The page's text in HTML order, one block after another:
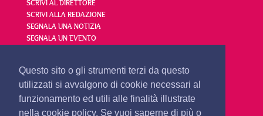
Questo sito o gli strumenti terzi da questo
utilizzati si avvalgono di cookie necessari al
funzionamento ed utili alle finalità illustrate
nella cookie policy. Se vuoi saperne di più o
SCRIVI AL DIRETTORE
SCRIVI ALLA REDAZIONE
SEGNALA UNA NOTIZIA
SEGNALA UN EVENTO
redazione@olbianotizie.it